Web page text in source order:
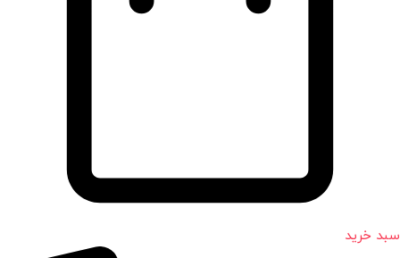
سبد خرید